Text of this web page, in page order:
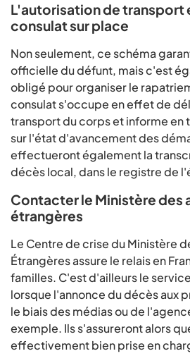
L'autorisation de transport
consulat sur place
Non seulement, ce schéma
officielle du défunt, mais c'est
obligé pour organiser le
consulat s'occupe en effet de
transport du corps et informe en
sur l'état d'avancement des
effectueront également la
décès local, dans le registre de
Contacter le Ministère des
étrangères
Le Centre de crise du Ministère
Étrangères assure le relais en
familles. C'est d'ailleurs le
lorsque l'annonce du décès aux
le biais des médias ou de
exemple. Ils s'assureront alors
effectivement bien prise en